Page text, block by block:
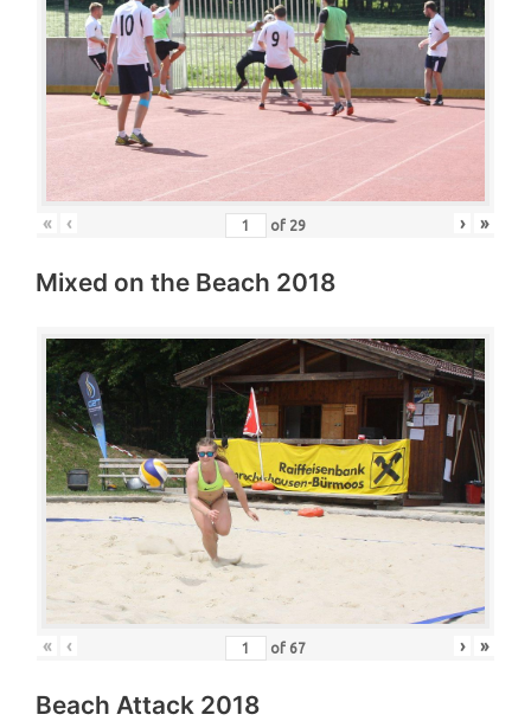
« ‹ of 29 › »
Mixed on the Beach 2018
« ‹ of 67 › »
Beach Attack 2018